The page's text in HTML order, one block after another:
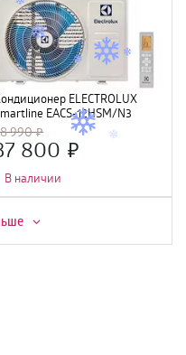
ELECTROLUX
EACS-12HSM/N3
990
800
В наличии
- 2%